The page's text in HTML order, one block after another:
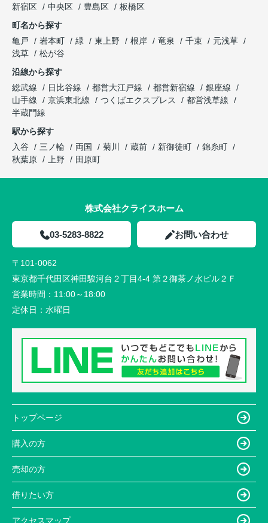
新宿区
中央区 豊島区
板橋区
町名から探す
亀戸
岩本町 緑 東上野 根岸 竜泉 千束
元浅草
浅草
松が谷
沿線から探す
総武線
日比谷線 都営大江戸線 都営新宿線
銀座線
山手線
京浜東北線 つくばエクスプレス
都営浅草線
半蔵門線
駅から探す
入谷
三ノ輪 両国 菊川 蔵前 新御徒町
錦糸町
秋葉原
上野 田原町
株式会社クライスホーム
03-5283-8822 お問い合わせ
〒101-0062
東京都千代田区神田駿河台２丁目4-4 第２御茶ノ水ビル２Ｆ
営業時間： 11:00～18:00
定休日： 水曜日
トップページ
購入の方
売却の方
借りたい方
アクセスマップ